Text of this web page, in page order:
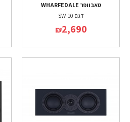
סאבוופר WHARFEDALE
דגם SW-10
₪2,690